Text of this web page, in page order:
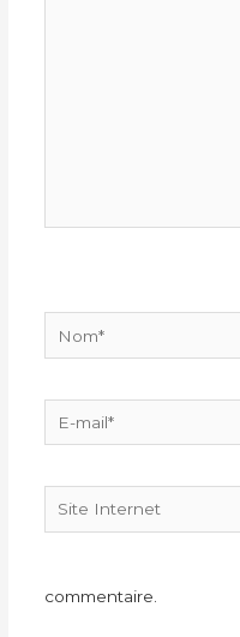
mail*
Site
Internet
commentaire.